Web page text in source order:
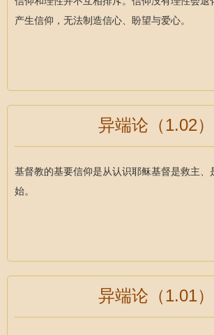
产生信仰，无法制造信心、盼望与爱心。
异端论（1.02）
基督教的基要信仰是从认识耶稣基督是救主、
始。
异端论（1.01）